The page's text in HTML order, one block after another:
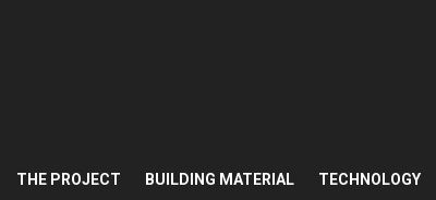
THE PROJECT BUILDING MATERIAL TECHNOLOGY